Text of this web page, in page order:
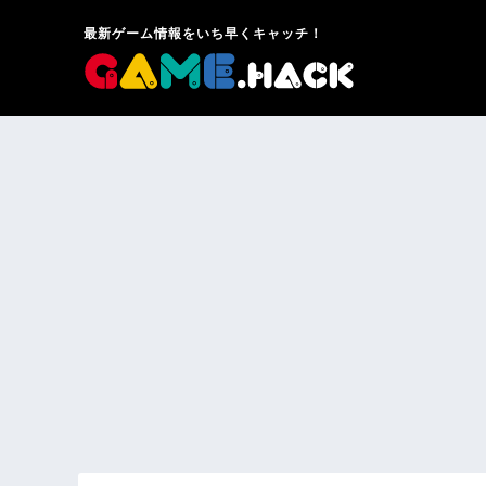
最新ゲーム情報をいち早くキャッチ！